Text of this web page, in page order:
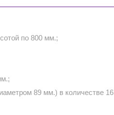
по 800 мм.;
89 мм.) в количестве 16